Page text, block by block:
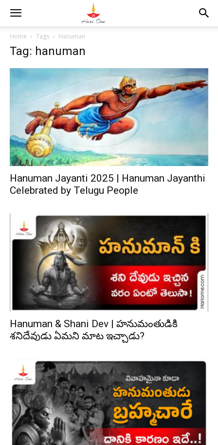
Home Tags Hanuman
Tag: hanuman
Hanuman Jayanti 2025 | Hanuman Jayanthi
Celebrated by Telugu People
Hanuman & Shani Dev | హనుమంతుడికి
శనిదేవుడు ఏమని మాట ఇచ్చాడు?